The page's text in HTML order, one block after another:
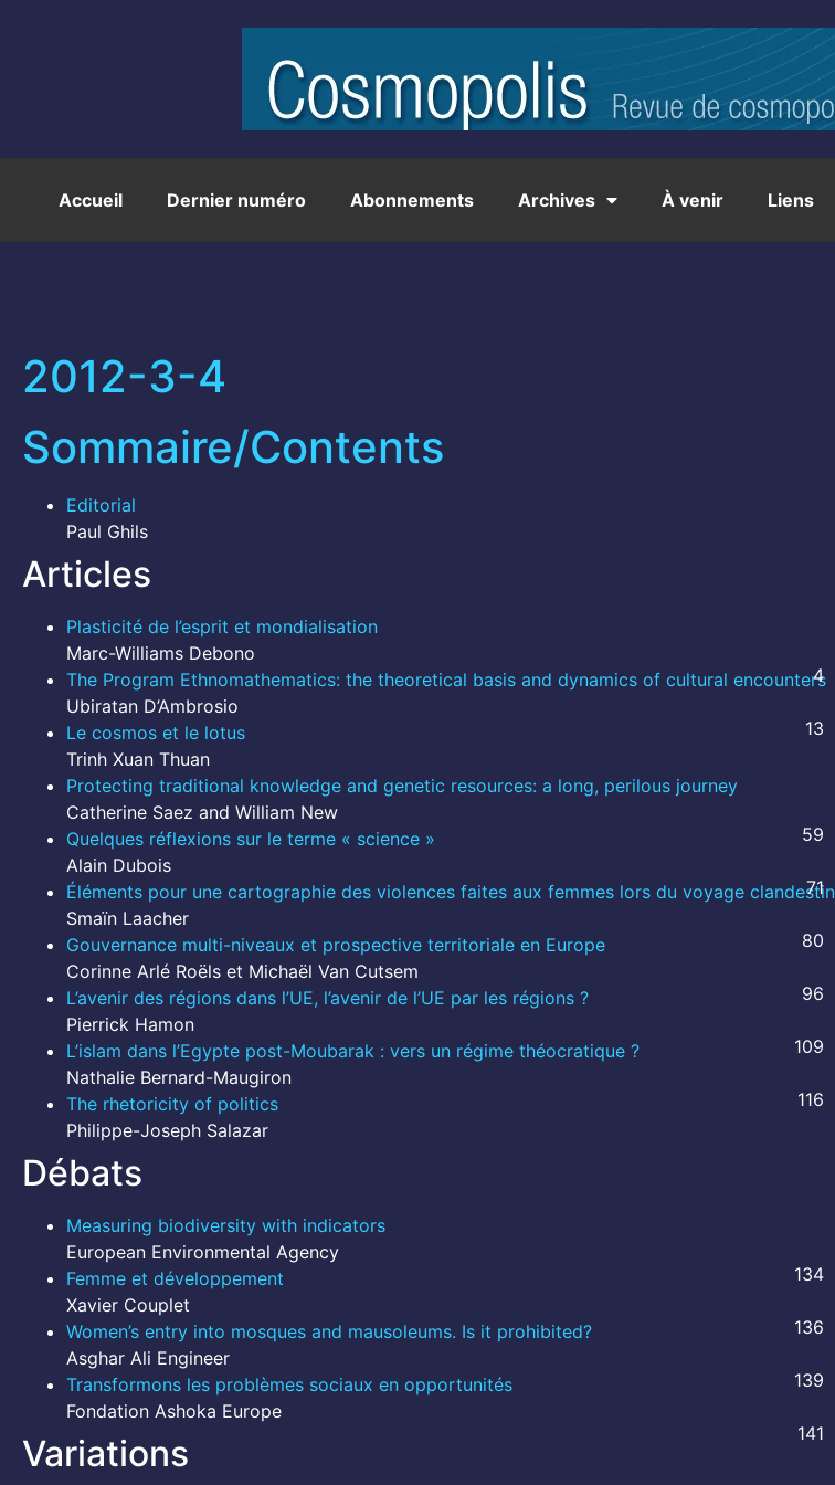
Accueil Dernier numéro Abonnements Archives À venir Liens
2012-3-4
Sommaire/Contents
Editorial
Paul Ghils
Articles
Plasticité de l’esprit et mondialisation
4
Marc-Williams Debono
The Program Ethnomathematics: the theoretical basis and dynamics of cultural encounters
13
Ubiratan D’Ambrosio
Le cosmos et le lotus
Trinh Xuan Thuan
Protecting traditional knowledge and genetic resources: a long, perilous journey
59
Catherine Saez and William New
Quelques réflexions sur le terme « science »
71
Alain Dubois
Éléments pour une cartographie des violences faites aux femmes lors du voyage clandestin
80
Smaïn Laacher
Gouvernance multi-niveaux et prospective territoriale en Europe
96
Corinne Arlé Roëls et Michaël Van Cutsem
L’avenir des régions dans l’UE, l’avenir de l’UE par les régions ?
109
Pierrick Hamon
L’islam dans l’Egypte post-Moubarak : vers un régime théocratique ?
116
Nathalie Bernard-Maugiron
The rhetoricity of politics
Philippe-Joseph Salazar
Débats
Measuring biodiversity with indicators
134
European Environmental Agency
Femme et développement
136
Xavier Couplet
Women’s entry into mosques and mausoleums. Is it prohibited?
139
Asghar Ali Engineer
Transformons les problèmes sociaux en opportunités
141
Fondation Ashoka Europe
Variations